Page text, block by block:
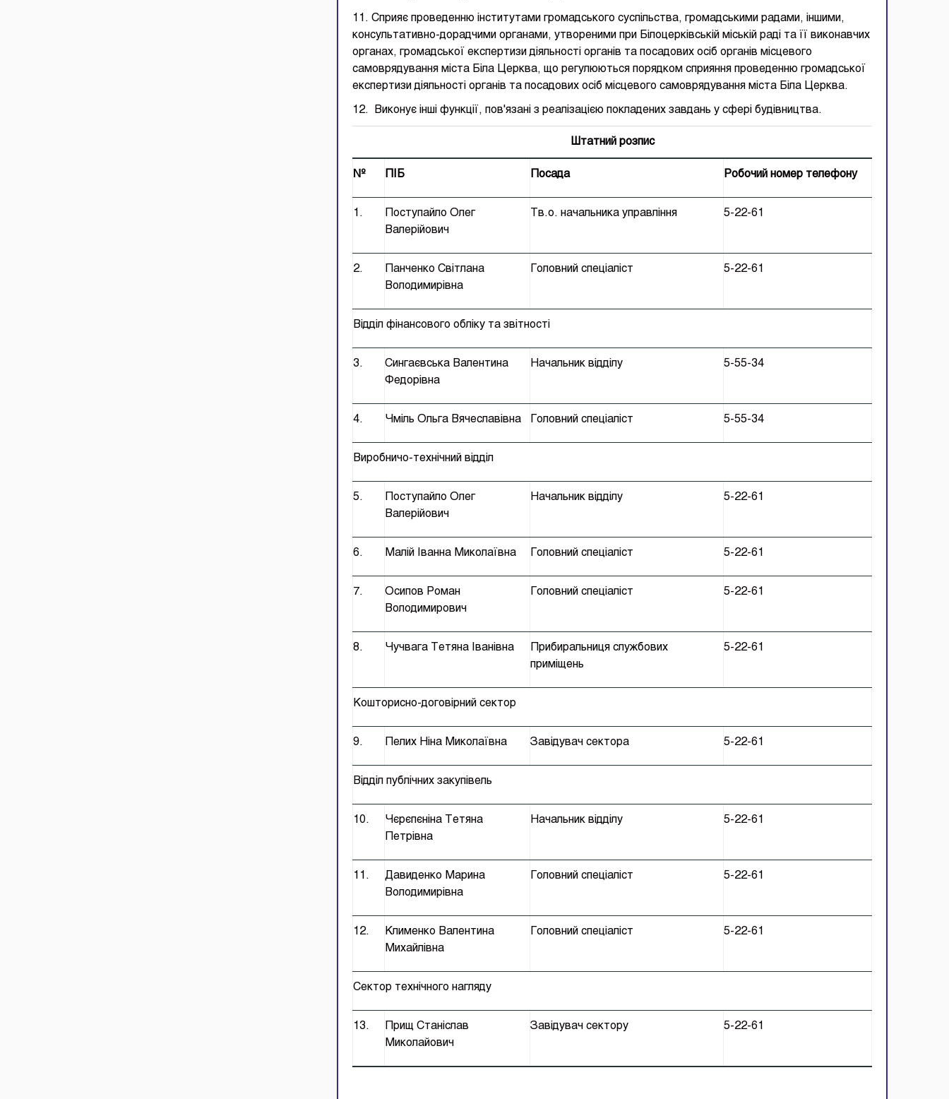
11. Сприяє проведенню інститутами громадського суспільства, громадськими радами, іншими,
консультативно-дорадчими органами, утвореними при Білоцерківській міській раді та її виконавчих
органах, громадської експертизи діяльності органів та посадових осіб органів місцевого
самоврядування міста Біла Церква, що регулюються порядком сприяння проведенню громадської
експертизи діяльності органів та посадових осіб місцевого самоврядування міста Біла Церква.
12. Виконує інші функції, пов'язані з реалізацією покладених завдань у сфері будівництва.
Штатний розпис
№ ПІБ Посада Робочий номер телефону
1.
Поступайло Олег
Валерійович
Тв.о. начальника управління 5-22-61
2.
Панченко Світлана
Володимирівна
Головний спеціаліст 5-22-61
Відділ фінансового обліку та звітності
3.
Сингаєвська Валентина
Федорівна
Начальник відділу 5-55-34
4. Чміль Ольга Вячеславівна Головний спеціаліст 5-55-34
Виробничо-технічний відділ
5.
Поступайло Олег
Валерійович
Начальник відділу 5-22-61
6. Малій Іванна Миколаївна Головний спеціаліст 5-22-61
7.
Осипов Роман
Володимирович
Головний спеціаліст 5-22-61
8. Чучвага Тетяна Іванівна
Прибиральниця службових
приміщень
5-22-61
Кошторисно-договірний сектор
9. Пелих Ніна Миколаївна Завідувач сектора 5-22-61
Відділ публічних закупівель
10.
Чєрєпєніна Тетяна
Петрівна
Начальник відділу 5-22-61
11.
Давиденко Марина
Володимирівна
Головний спеціаліст 5-22-61
12.
Клименко Валентина
Михайлівна
Головний спеціаліст 5-22-61
Сектор технічного нагляду
13.
Прищ Станіслав
Миколайович
Завідувач сектору 5-22-61